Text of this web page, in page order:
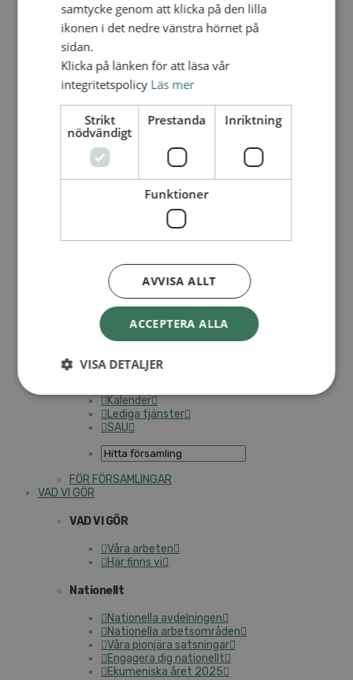
Lediga tjänster
FÖR FÖRSAMLINGAR
FÖRDJUPNING OCH UTVECKLING
Missionella initiativ
Smågrupper
Skapelse och miljö
Gudstjänst
Vänförsamling
Integrationsarbete
För barns bästa – överallt
Missionsinspiratörens verktygslåda
Redovisning och lönehantering
Kyrkoavgiften
LOGGA IN
Personalförsäkringar
SAMP – personalförbundet
Kalender
Lediga tjänster
SAU
FÖR FÖRSAMLINGAR
VAD VI GÖR
VAD VI GÖR
Våra arbeten
Här finns vi
Nationellt
Nationella avdelningen
Nationella arbetsområden
Våra pionjära satsningar
Engagera dig nationellt
Ekumeniska året 2025
samtycke genom att klicka på den lilla
ikonen i det nedre vänstra hörnet på
sidan.
Klicka på länken för att läsa vår
integritetspolicy Läs mer
Strikt
nödvändigt
Prestanda Inriktning
Funktioner
ACCEPTERA ALLA
AVVISA ALLT
VISA DETALJER